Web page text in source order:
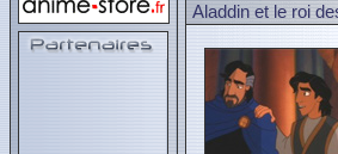
Aladdin et le roi